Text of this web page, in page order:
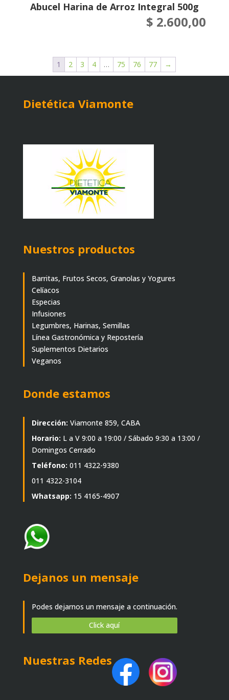
Abucel Harina de Arroz Integral 500g
$ 2.600,00
1 2 3 4 … 75 76 77 →
Dietética Viamonte
Nuestros productos
Barritas, Frutos Secos, Granolas y Yogures
Celíacos
Especias
Infusiones
Legumbres, Harinas, Semillas
Línea Gastronómica y Repostería
Suplementos Dietarios
Veganos
Donde estamos
Dirección: Viamonte 859, CABA
Horario: L a V 9:00 a 19:00 / Sábado 9:30 a 13:00 /
Domingos Cerrado
Teléfono: 011 4322-9380
011 4322-3104
Whatsapp: 15 4165-4907
Dejanos un mensaje
Podes dejarnos un mensaje a continuación.
Click aquí
Nuestras Redes